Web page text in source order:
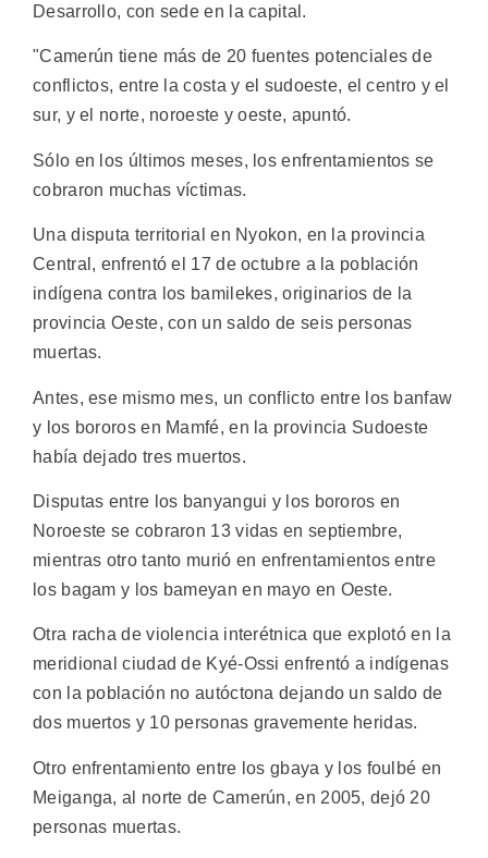
Desarrollo, con sede en la capital.
"Camerún tiene más de 20 fuentes potenciales de
conflictos, entre la costa y el sudoeste, el centro y el
sur, y el norte, noroeste y oeste, apuntó.
Sólo en los últimos meses, los enfrentamientos se
cobraron muchas víctimas.
Una disputa territorial en Nyokon, en la provincia
Central, enfrentó el 17 de octubre a la población
indígena contra los bamilekes, originarios de la
provincia Oeste, con un saldo de seis personas
muertas.
Antes, ese mismo mes, un conflicto entre los banfaw
y los bororos en Mamfé, en la provincia Sudoeste
había dejado tres muertos.
Disputas entre los banyangui y los bororos en
Noroeste se cobraron 13 vidas en septiembre,
mientras otro tanto murió en enfrentamientos entre
los bagam y los bameyan en mayo en Oeste.
Otra racha de violencia interétnica que explotó en la
meridional ciudad de Kyé-Ossi enfrentó a indígenas
con la población no autóctona dejando un saldo de
dos muertos y 10 personas gravemente heridas.
Otro enfrentamiento entre los gbaya y los foulbé en
Meiganga, al norte de Camerún, en 2005, dejó 20
personas muertas.